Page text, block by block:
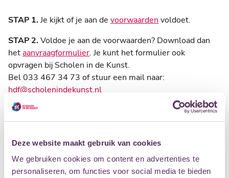
Deze website maakt gebruik van cookies
We gebruiken cookies om content en advertenties te
personaliseren, om functies voor social media te bieden
STAP 1.Je kijkt of je aan de voorwaarden voldoet.
STAP 2.Voldoe je aan de voorwaarden? Download dan
hetaanvraagformulier. Je kunt het formulier ook
opvragen bij Scholen in de Kunst.
Bel 033 467 34 73 of stuur een mail naar:
hdf@scholenindekunst.nl
Je kunt het formulier ook ophalen bij de balie op de vierde
verdieping in het Eemhuis.
in op één van onze locaties. Vergeet niet de benodigde
bijlagen toe te voegen. Kom je er niet uit? Maak dan een
afspraak viahdf@scholenindekunst.nl